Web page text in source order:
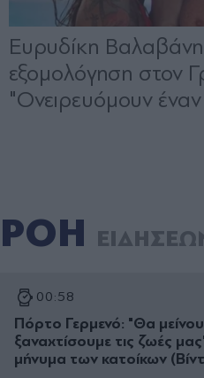
ΡΟΗ
00:58
Πόρτο Γερμενό: "Θα
ξαναχτίσουμε τις ζωές
μήνυμα των κατοίκων